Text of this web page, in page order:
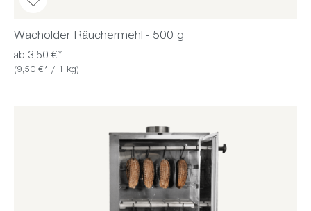
Wacholder Räuchermehl - 500 g
ab 3,50 €*
(9,50 €* / 1 kg)